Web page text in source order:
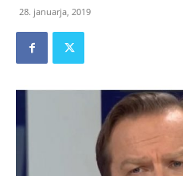
28. januarja, 2019